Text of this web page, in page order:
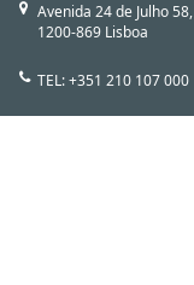
Avenida 24 de Julho 58,
1200-869 Lisboa
TEL: +351 210 107 000